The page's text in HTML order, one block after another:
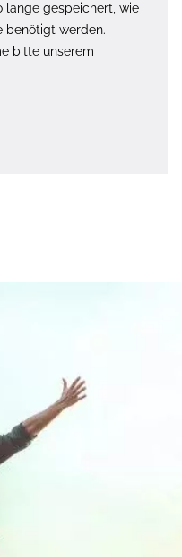
lange gespeichert, wie
benötigt werden.
bitte unserem